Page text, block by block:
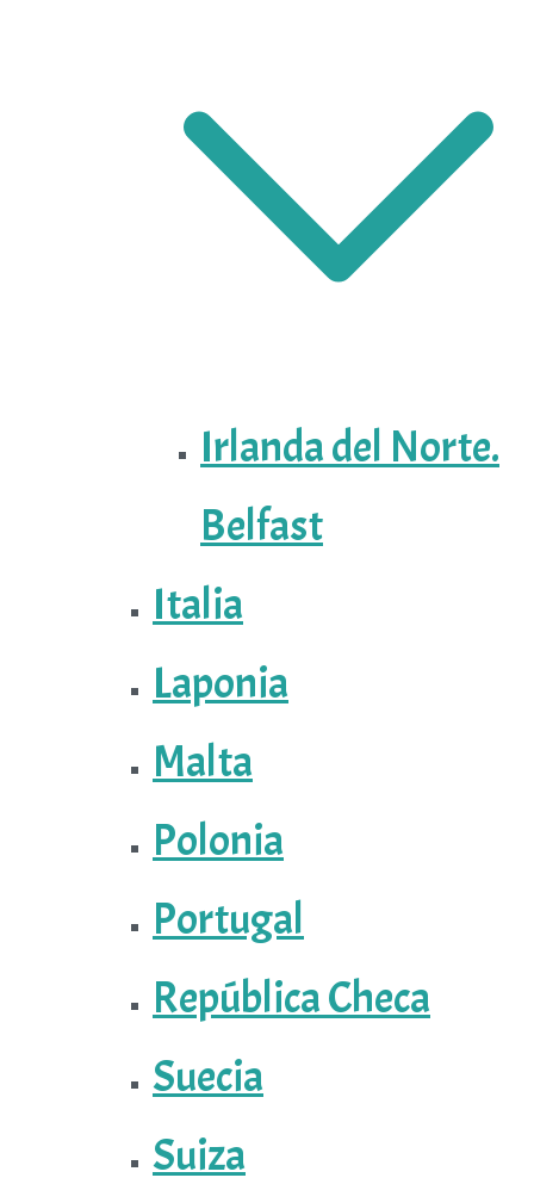
Irlanda del Norte.
Belfast
Italia
Laponia
Malta
Polonia
Portugal
República Checa
Suecia
Suiza